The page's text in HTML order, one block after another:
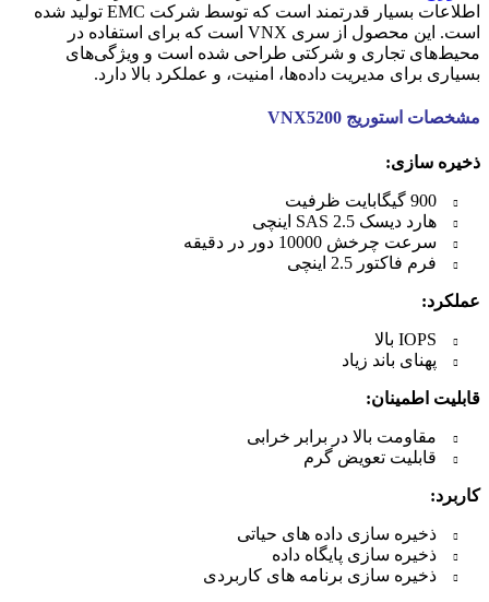
اطلاعات بسیار قدرتمند است که توسط شرکت EMC تولید شده
است. این محصول از سری VNX است که برای استفاده در
محیط‌های تجاری و شرکتی طراحی شده است و ویژگی‌های
بسیاری برای مدیریت داده‌ها، امنیت، و عملکرد بالا دارد.
مشخصات استوریج VNX5200
ذخیره سازی:
900 گیگابایت ظرفیت
هارد دیسک SAS 2.5 اینچی
سرعت چرخش 10000 دور در دقیقه
فرم فاکتور 2.5 اینچی
عملکرد:
IOPS بالا
پهنای باند زیاد
قابلیت اطمینان:
مقاومت بالا در برابر خرابی
قابلیت تعویض گرم
کاربرد:
ذخیره سازی داده های حیاتی
ذخیره سازی پایگاه داده
ذخیره سازی برنامه های کاربردی